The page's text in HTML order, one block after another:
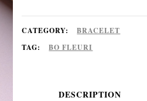
CATEGORY:
BRACELET
TAG:
BO FLEURI
DESCRIPTION